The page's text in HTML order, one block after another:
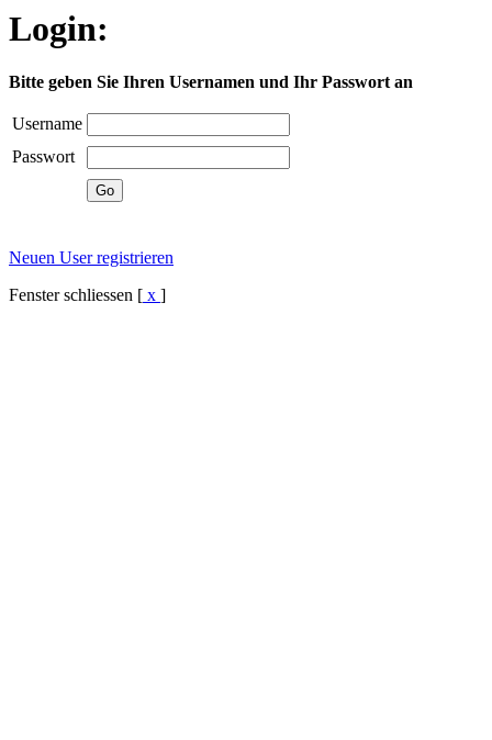
Login:
Bitte geben Sie Ihren Usernamen und Ihr Passwort an
Username
Passwort
Neuen User registrieren
Fenster schliessen [ x ]